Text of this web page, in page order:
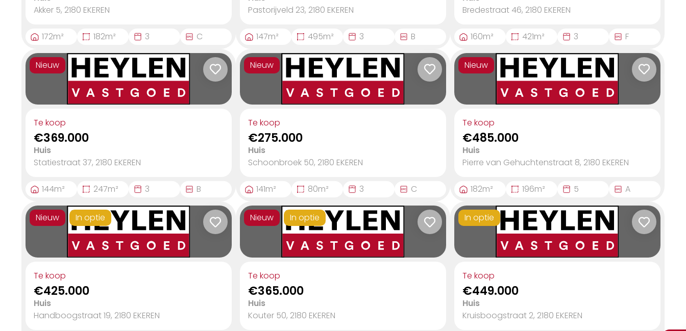
Akker 5, 2180 EKEREN
172m² 182m² 3 C
Pastorijveld 23, 2180 EKEREN
147m² 495m² 3 B
Bredestraat 46, 2180 EKEREN
160m² 421m² 3 F
Nieuw
Te koop
€369.000
Huis
Statiestraat 37, 2180 EKEREN
144m² 247m² 3 B
Nieuw
Te koop
€275.000
Huis
Schoonbroek 50, 2180 EKEREN
141m² 80m² 3 C
Nieuw
Te koop
€485.000
Huis
Pierre van Gehuchtenstraat 8, 2180 EKEREN
182m² 196m² 5 A
Nieuw In optie
Te koop
€425.000
Huis
Handboogstraat 19, 2180 EKEREN
Nieuw In optie
Te koop
€365.000
Huis
Kouter 50, 2180 EKEREN
In optie
Te koop
€449.000
Huis
Kruisboogstraat 2, 2180 EKEREN